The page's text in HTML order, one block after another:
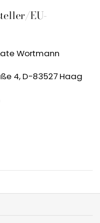
EU-
Wortmann
4, D-83527 Haag